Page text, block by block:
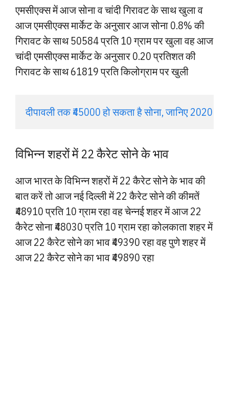
एमसीएक्स में आज सोना व चांदी गिरावट के साथ खुला व
आज एमसीएक्स मार्केट के अनुसार आज सोना 0.8% की
गिरावट के साथ 50584 प्रति 10 ग्राम पर खुला वह आज
चांदी एमसीएक्स मार्केट के अनुसार 0.20 प्रतिशत की
गिरावट के साथ 61819 प्रति किलोग्राम पर खुली
दीपावली तक ₹45000 हो सकता है सोना, जानिए 2020 में
विभिन्न शहरों में 22 कैरेट सोने के भाव
आज भारत के विभिन्न शहरों में 22 कैरेट सोने के भाव की
बात करें तो आज नई दिल्ली में 22 कैरेट सोने की कीमतें
₹48910 प्रति 10 ग्राम रहा वह चेन्नई शहर में आज 22
कैरेट सोना ₹48030 प्रति 10 ग्राम रहा कोलकाता शहर में
आज 22 कैरेट सोने का भाव ₹49390 रहा वह पुणे शहर में
आज 22 कैरेट सोने का भाव ₹49890 रहा